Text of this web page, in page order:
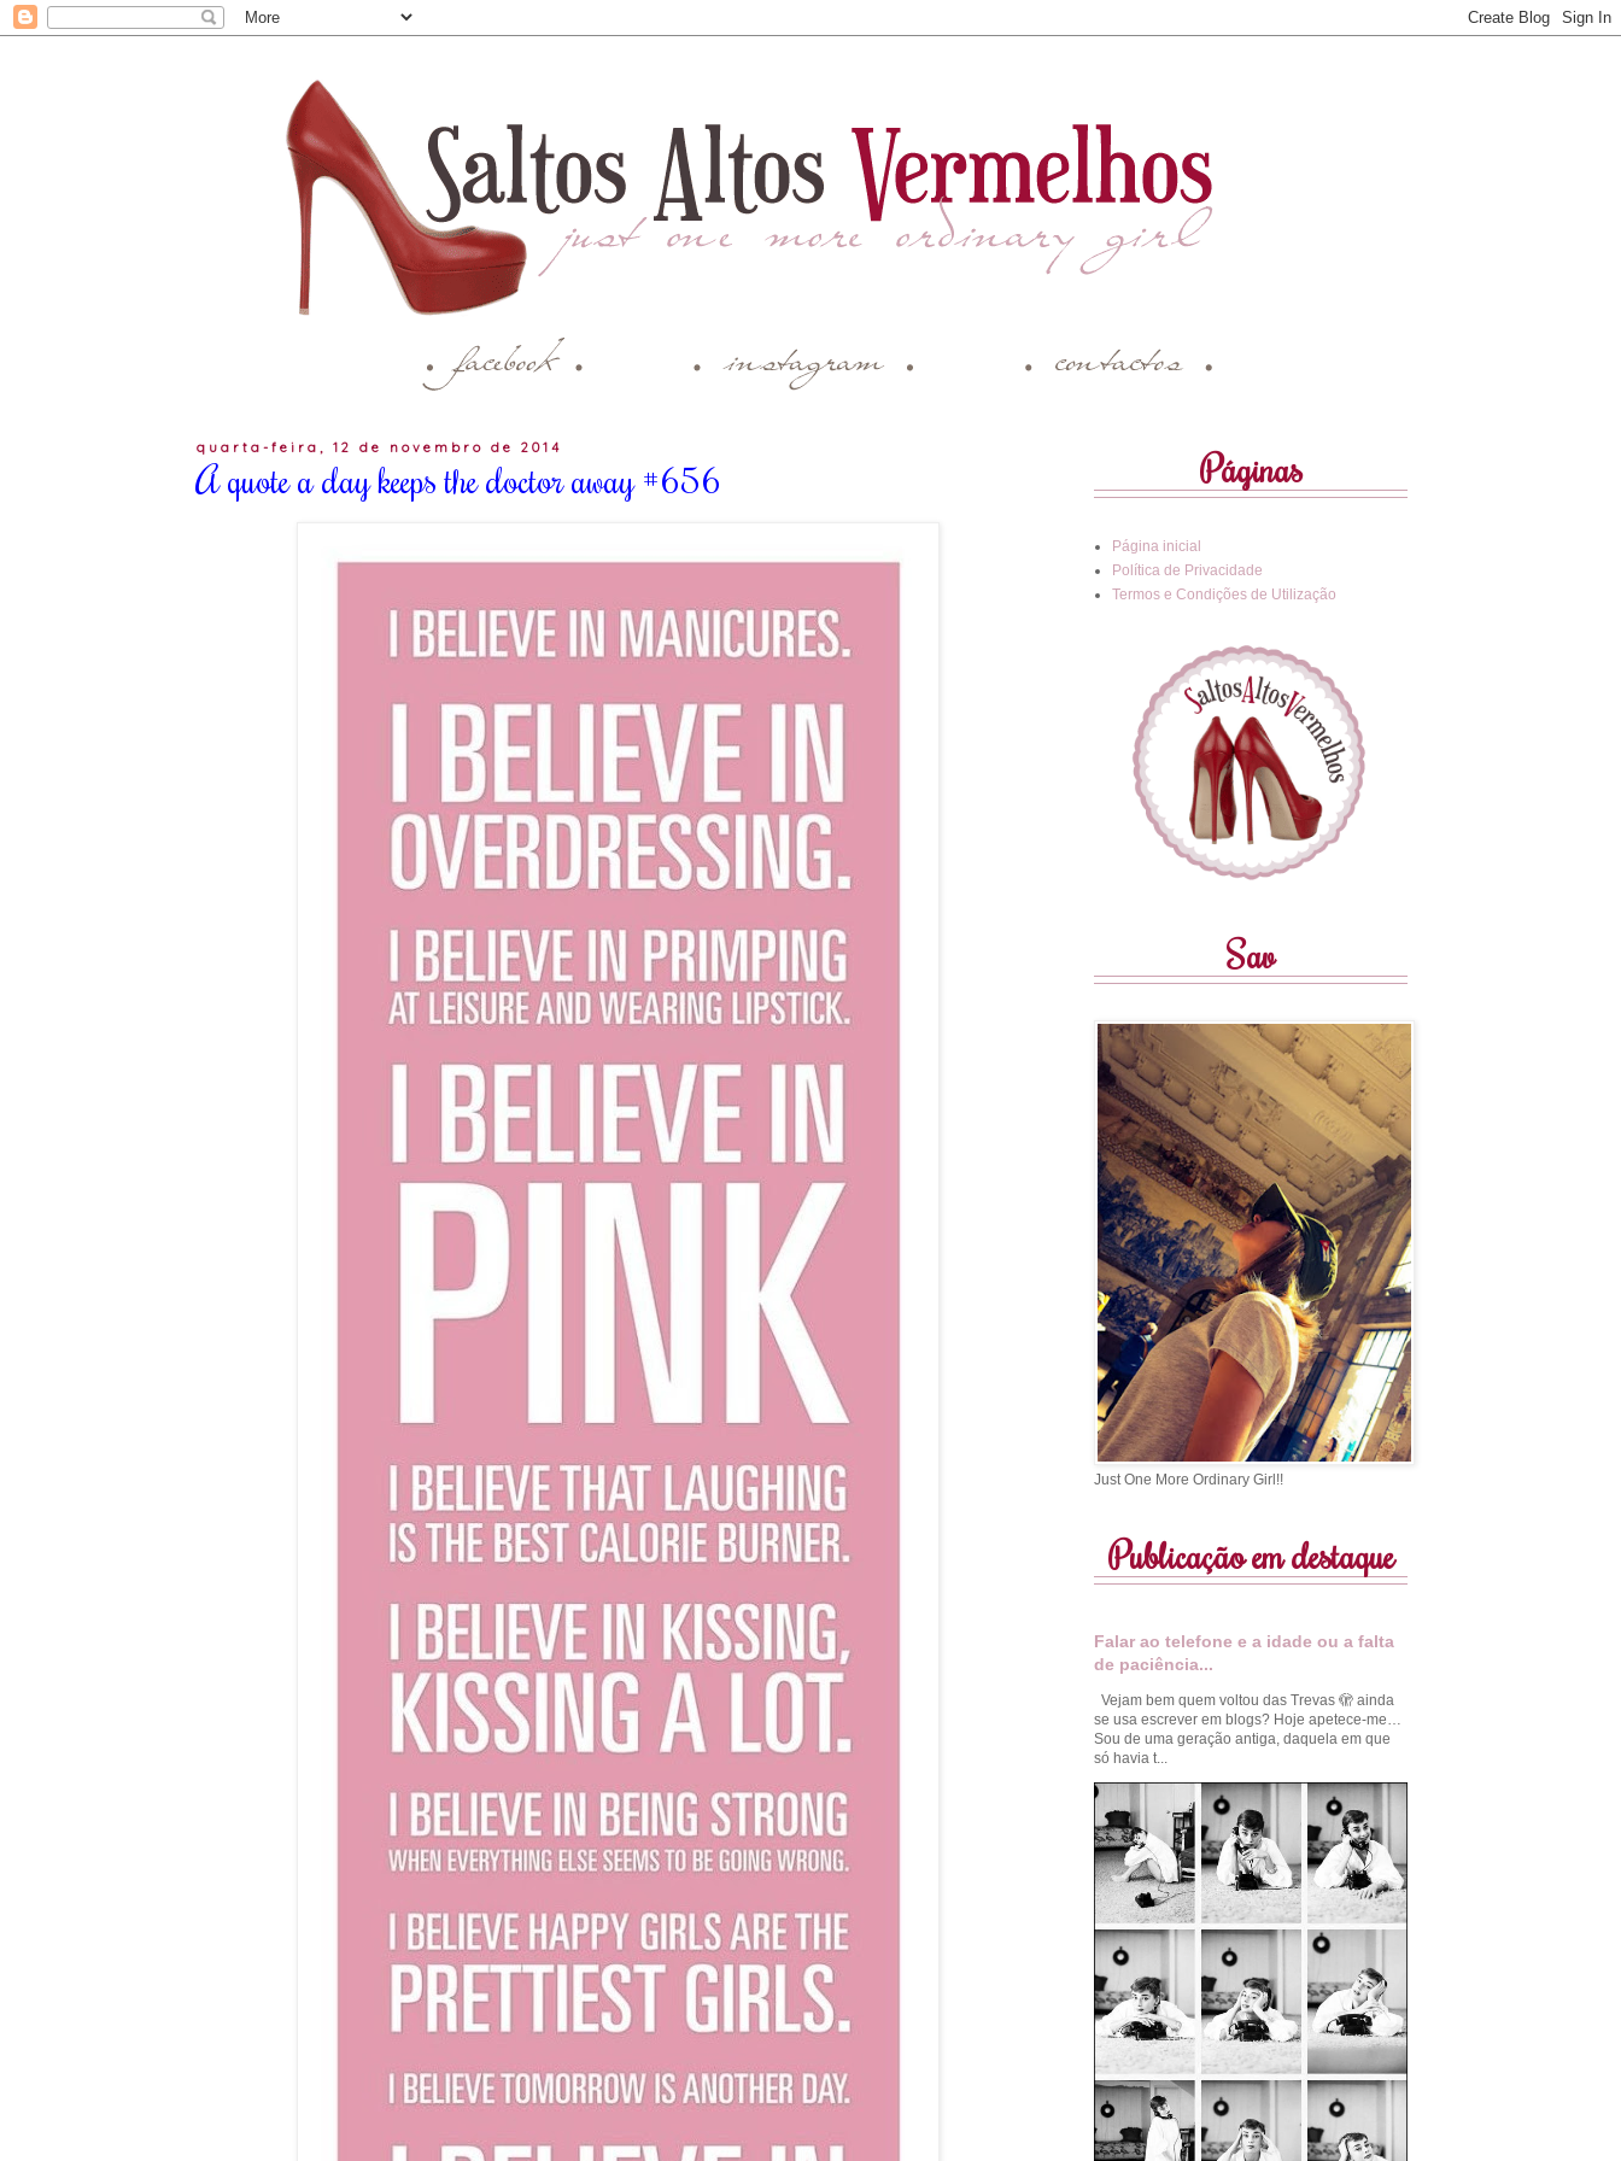
quarta-feira, 12 de novembro de 2014
A quote a day keeps the doctor away #656 Páginas
Página inicial
Política de Privacidade
Termos e Condições de Utilização
Sav
Just One More Ordinary Girl!!
Publicação em destaque
Falar ao telefone e a idade ou a falta
de paciência...
Vejam bem quem voltou das Trevas 🫣 ainda
se usa escrever em blogs? Hoje apetece-me…
Sou de uma geração antiga, daquela em que
só havia t...